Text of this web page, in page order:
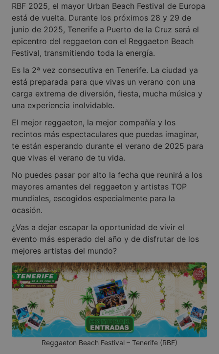
RBF 2025, el mayor Urban Beach Festival de Europa
está de vuelta. Durante los próximos 28 y 29 de
junio de 2025, Tenerife a Puerto de la Cruz será el
epicentro del reggaeton con el Reggaeton Beach
Festival, transmitiendo toda la energía.
Es la 2ª vez consecutiva en Tenerife. La ciudad ya
está preparada para que vivas un verano con una
carga extrema de diversión, fiesta, mucha música y
una experiencia inolvidable.
El mejor reggaeton, la mejor compañía y los
recintos más espectaculares que puedas imaginar,
te están esperando durante el verano de 2025 para
que vivas el verano de tu vida.
No puedes pasar por alto la fecha que reunirá a los
mayores amantes del reggaeton y artistas TOP
mundiales, escogidos especialmente para la
ocasión.
¿Vas a dejar escapar la oportunidad de vivir el
evento más esperado del año y de disfrutar de los
mejores artistas del mundo?
Reggaeton Beach Festival – Tenerife (RBF)